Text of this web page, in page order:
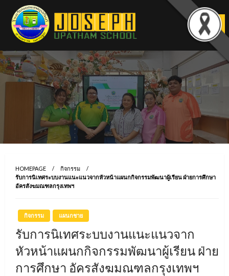
content
HOMEPAGE
กิจกรรม
รับการนิเทศระบบงานแนะแนวจากหัวหน้าแผนกกิจกรรมพัฒนาผู้เรียน ฝ่ายการศึกษา
อัครสังฆมณฑลกรุงเทพฯ
กิจกรรม แผนกชาย
รับการนิเทศระบบงานแนะแนวจาก
หัวหน้าแผนกกิจกรรมพัฒนาผู้เรียน ฝ่าย
การศึกษา อัครสังฆมณฑลกรุงเทพฯ